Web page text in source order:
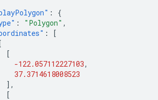
:
{
: "Polygon" ,
:
[
[
-122.057112227103,
37.3714618008523
],
[